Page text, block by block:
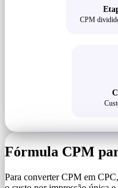
CPM
Fórmula CPM
Para converter CPM em